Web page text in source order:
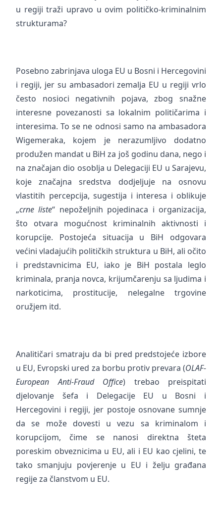
u regiji traži upravo u ovim političko-kriminalnim
strukturama?
Posebno zabrinjava uloga EU u Bosni i Hercegovini
i regiji, jer su ambasadori zemalja EU u regiji vrlo
često nosioci negativnih pojava, zbog snažne
interesne povezanosti sa lokalnim političarima i
interesima. To se ne odnosi samo na ambasadora
Wigemeraka, kojem je nerazumljivo dodatno
produžen mandat u BiH za još godinu dana, nego i
na značajan dio osoblja u Delegaciji EU u Sarajevu,
koje značajna sredstva dodjeljuje na osnovu
vlastitih percepcija, sugestija i interesa i oblikuje
„crne liste“ nepoželjnih pojedinaca i organizacija,
što otvara mogućnost kriminalnih aktivnosti i
korupcije. Postojeća situacija u BiH odgovara
većini vladajućih političkih struktura u BiH, ali očito
i predstavnicima EU, iako je BiH postala leglo
kriminala, pranja novca, krijumčarenju sa ljudima i
narkoticima, prostitucije, nelegalne trgovine
oružjem itd.
Analitičari smatraju da bi pred predstojeće izbore
u EU, Evropski ured za borbu protiv prevara (OLAF-
European Anti-Fraud Office) trebao preispitati
djelovanje šefa i Delegacije EU u Bosni i
Hercegovini i regiji, jer postoje osnovane sumnje
da se može dovesti u vezu sa kriminalom i
korupcijom, čime se nanosi direktna šteta
poreskim obveznicima u EU, ali i EU kao cjelini, te
tako smanjuju povjerenje u EU i želju građana
regije za članstvom u EU.